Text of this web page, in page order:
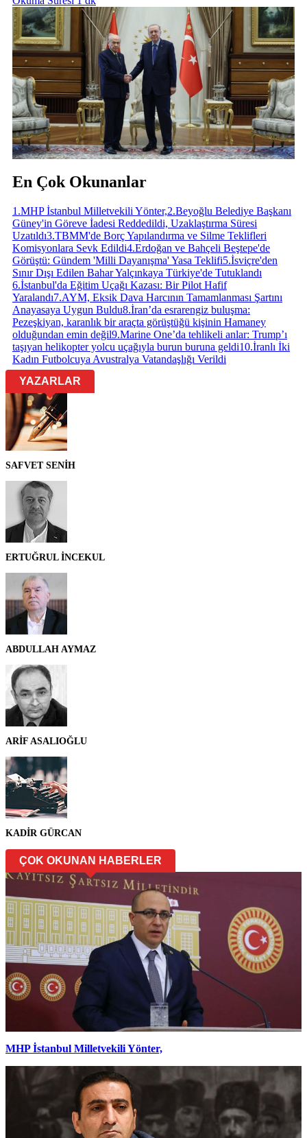
En Çok Okunanlar
1 .MHP İstanbul Milletvekili Yönter,2.Beyoğlu Belediye Başkanı
Güney'in Göreve İadesi Reddedildi, Uzaklaştırma Süresi
Uzatıldı3.TBMM'de Borç Yapılandırma ve Silme Teklifleri
Komisyonlara Sevk Edildi4.Erdoğan ve Bahçeli Beştepe'de
Görüştü: Gündem 'Milli Dayanışma' Yasa Teklifi5.İsviçre'den
Sınır Dışı Edilen Bahar Yalçınkaya Türkiye'de Tutuklandı
6.İstanbul'da Eğitim Uçağı Kazası: Bir Pilot Hafif
Yaralandı7.AYM, Eksik Dava Harcının Tamamlanması Şartını
Anayasaya Uygun Buldu8.İran’da esrarengiz buluşma:
Pezeşkiyan, karanlık bir araçta görüştüğü kişinin Hamaney
olduğundan emin değil9.Marine One’da tehlikeli anlar: Trump’ı
taşıyan helikopter yolcu uçağıyla burun buruna geldi10.İranlı İki
Kadın Futbolcuya Avustralya Vatandaşlığı Verildi
YAZARLAR
SAFVET SENİH
ERTUĞRUL İNCEKUL
ABDULLAH AYMAZ
ARİF ASALIOĞLU
KADİR GÜRCAN
ÇOK OKUNAN HABERLER
MHP İstanbul Milletvekili Yönter,